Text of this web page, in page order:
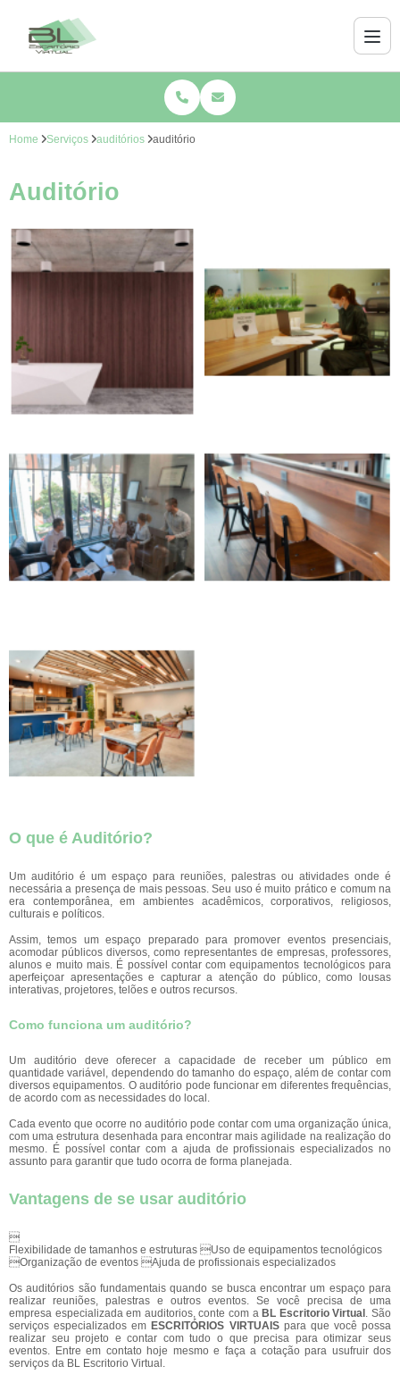
Home Serviços auditórios auditório
Auditório
O que é Auditório?
Um auditório é um espaço para reuniões, palestras ou atividades onde é
necessária a presença de mais pessoas. Seu uso é muito prático e comum na
era contemporânea, em ambientes acadêmicos, corporativos, religiosos,
culturais e políticos.
Assim, temos um espaço preparado para promover eventos presenciais,
acomodar públicos diversos, como representantes de empresas, professores,
alunos e muito mais. É possível contar com equipamentos tecnológicos para
aperfeiçoar apresentações e capturar a atenção do público, como lousas
interativas, projetores, telões e outros recursos.
Como funciona um auditório?
Um auditório deve oferecer a capacidade de receber um público em
quantidade variável, dependendo do tamanho do espaço, além de contar com
diversos equipamentos. O auditório pode funcionar em diferentes frequências,
de acordo com as necessidades do local.
Cada evento que ocorre no auditório pode contar com uma organização única,
com uma estrutura desenhada para encontrar mais agilidade na realização do
mesmo. É possível contar com a ajuda de profissionais especializados no
assunto para garantir que tudo ocorra de forma planejada.
Vantagens de se usar auditório

Flexibilidade de tamanhos e estruturas Uso de equipamentos tecnológicos
Organização de eventos Ajuda de profissionais especializados
Os auditórios são fundamentais quando se busca encontrar um espaço para
realizar reuniões, palestras e outros eventos. Se você precisa de uma
empresa especializada em auditorios, conte com a BL Escritorio Virtual . São
serviços especializados em ESCRITÓRIOS VIRTUAISpara que você possa
realizar seu projeto e contar com tudo o que precisa para otimizar seus
eventos. Entre em contato hoje mesmo e faça a cotação para usufruir dos
serviços da BL Escritorio Virtual.